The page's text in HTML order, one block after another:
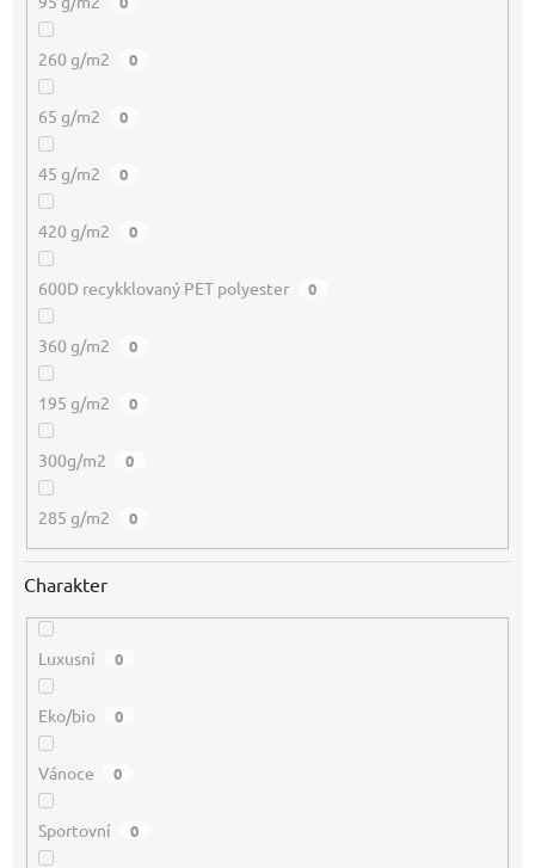
260 g/m2 0
65 g/m2 0
45 g/m2 0
420 g/m2 0
600D recykklovaný PET polyester 0
360 g/m2 0
195 g/m2 0
300g/m2 0
285 g/m2 0
Charakter
Luxusní 0
Eko/bio 0
Vánoce 0
Sportovní 0